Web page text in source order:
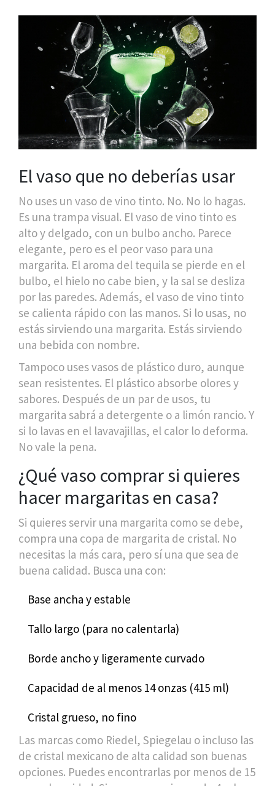
El vaso que no deberías usar
No uses un vaso de vino tinto. No. No lo hagas.
Es una trampa visual. El vaso de vino tinto es
alto y delgado, con un bulbo ancho. Parece
elegante, pero es el peor vaso para una
margarita. El aroma del tequila se pierde en el
bulbo, el hielo no cabe bien, y la sal se desliza
por las paredes. Además, el vaso de vino tinto
se calienta rápido con las manos. Si lo usas, no
estás sirviendo una margarita. Estás sirviendo
una bebida con nombre.
Tampoco uses vasos de plástico duro, aunque
sean resistentes. El plástico absorbe olores y
sabores. Después de un par de usos, tu
margarita sabrá a detergente o a limón rancio. Y
si lo lavas en el lavavajillas, el calor lo deforma.
No vale la pena.
¿Qué vaso comprar si quieres
hacer margaritas en casa?
Si quieres servir una margarita como se debe,
compra una copa de margarita de cristal. No
necesitas la más cara, pero sí una que sea de
buena calidad. Busca una con:
Base ancha y estable
Tallo largo (para no calentarla)
Borde ancho y ligeramente curvado
Capacidad de al menos 14 onzas (415 ml)
Cristal grueso, no fino
Las marcas como Riedel, Spiegelau o incluso las
de cristal mexicano de alta calidad son buenas
opciones. Puedes encontrarlas por menos de 15